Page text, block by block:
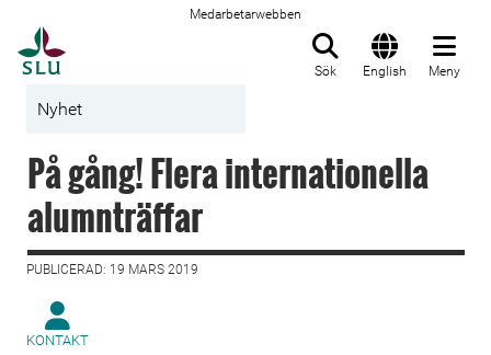
Medarbetarwebben
Sök English Meny
Nyhet
På gång! Flera internationella
alumnträffar
PUBLICERAD: 19 MARS 2019
KONTAKT